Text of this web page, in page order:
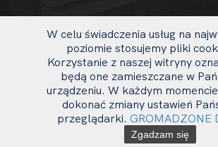
© 2020 UMFC
W celu świadczenia usług na
poziomie stosujemy pliki
Korzystanie z naszej witryny
będą one zamieszczane w
urządzeniu. W każdym
dokonać zmiany ustawień
przeglądarki. GROMADZONE
Zgadzam się